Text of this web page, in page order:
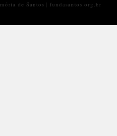
de Santos | fundasantos.org.br